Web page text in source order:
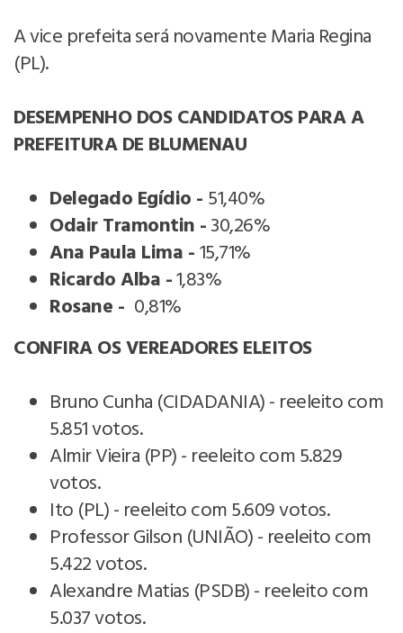
A vice prefeita será novamente Maria Regina
(PL).
DESEMPENHO DOS CANDIDATOS PARA A
PREFEITURA DE BLUMENAU
Delegado Egídio - 51,40%
Odair Tramontin -30,26%
Ana Paula Lima -15,71%
Ricardo Alba -1,83%
Rosane - 0,81%
CONFIRA OS VEREADORES ELEITOS
Bruno Cunha (CIDADANIA) - reeleito com
5.851 votos.
Almir Vieira (PP) - reeleito com 5.829
votos.
Ito (PL) - reeleito com 5.609 votos.
Professor Gilson (UNIÃO) - reeleito com
5.422 votos.
Alexandre Matias (PSDB) - reeleito com
5.037 votos.